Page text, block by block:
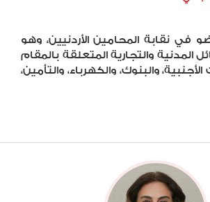
في نقابة المحامين الأردنيين، وهو
والتجارية المتعلقة بالمقام
الأجنبية، والبنوك، والكهرباء، والتأمين،